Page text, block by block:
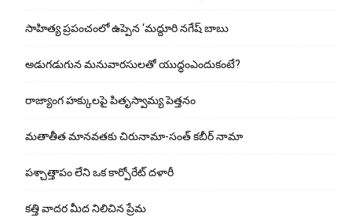
సాహిత్య ప్రపంచంలో ఉప్పెన ‘మద్దూరి నగేష్ బాబు
అడుగ‌డుగున మ‌నువార‌సుల‌తో యుద్ధంఎందుకంటే?
రాజ్యాంగ హక్కులపై పితృస్వామ్య పెత్తనం
మతాతీత మానవతకు చిరునామా-సంత్ కబీర్ నామా
పశ్చాత్తాపం లేని ఒక కార్పోరేట్ దళారీ
కత్తి వాదర మీద నిలిచిన ప్రేమ